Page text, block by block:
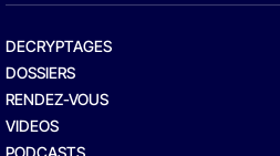
DECRYPTAGES
DOSSIERS
RENDEZ-VOUS
VIDEOS
PODCASTS